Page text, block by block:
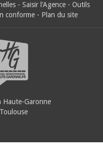
- Saisir l'Agence - Outils
conforme - Plan du site
Haute-Garonne